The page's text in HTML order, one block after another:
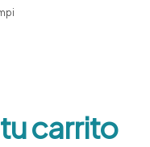
carrito